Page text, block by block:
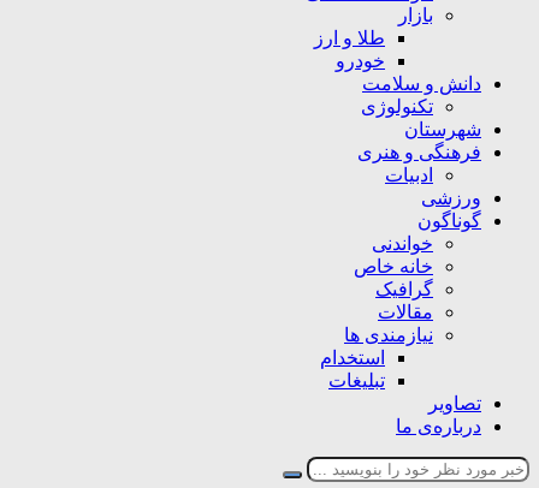
بازار
طلا و ارز
خودرو
دانش و سلامت
تکنولوژی
شهرستان
فرهنگی و هنری
ادبیات
ورزشی
گوناگون
خواندنی
خانه خاص
گرافیک
مقالات
نیازمندی ها
استخدام
تبلیغات
تصاویر
درباره‌ی ما